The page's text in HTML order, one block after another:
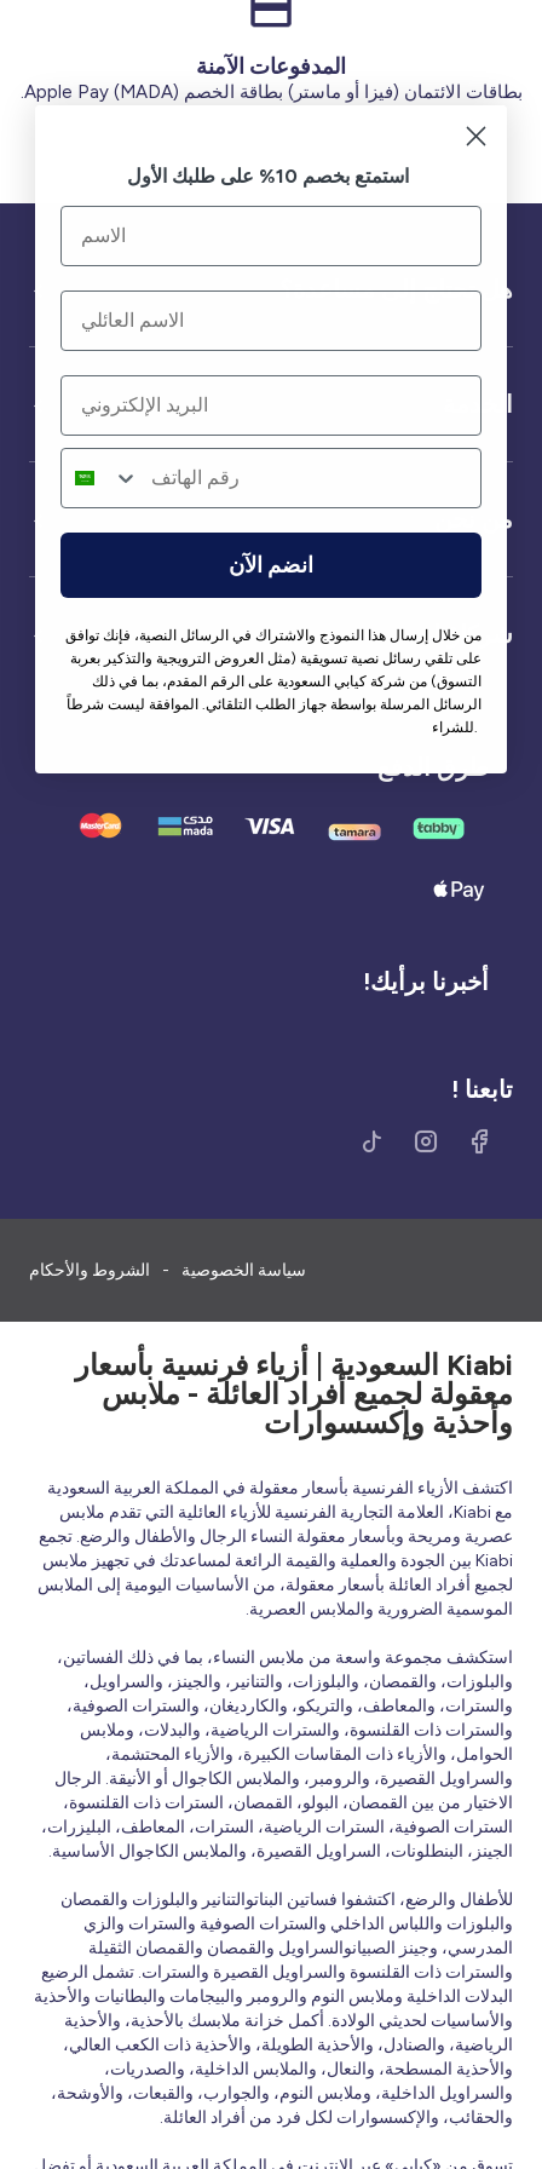
المدفوعات الآمنة
بطاقات الائتمان (فيزا أو ماستر) بطاقة الخصم (MADA) Apple Pay.
هل تحتاج إلى مساعدة؟
من نحن
شركاؤنا
طرق الدفع
أخبرنا برأيك!
تابعنا !
سياسة الخصوصية الشروط والأحكام
Kiabi السعودية | أزياء فرنسية بأسعار
معقولة لجميع أفراد العائلة - ملابس
وأحذية وإكسسوارات
اكتشف الأزياء الفرنسية بأسعار معقولة في المملكة العربية السعودية
مع Kiabi، العلامة التجارية الفرنسية للأزياء العائلية التي تقدم ملابس
عصرية ومريحة وبأسعار معقولة النساء الرجال والأطفال والرضع. تجمع
Kiabi بين الجودة والعملية والقيمة الرائعة لمساعدتك في تجهيز ملابس
لجميع أفراد العائلة بأسعار معقولة، من الأساسيات اليومية إلى الملابس
الموسمية الضرورية والملابس العصرية.
استكشف مجموعة واسعة من ملابس النساء، بما في ذلك الفساتين،
والبلوزات، والقمصان، والبلوزات، والتنانير، والجينز، والسراويل،
والسترات، والمعاطف، والتريكو، والكارديغان، والسترات الصوفية،
والسترات ذات القلنسوة، والسترات الرياضية، والبدلات، وملابس
الحوامل، والأزياء ذات المقاسات الكبيرة، والأزياء المحتشمة،
والسراويل القصيرة، والرومبر، والملابس الكاجوال أو الأنيقة. الرجال
الاختيار من بين القمصان، البولو، القمصان، السترات ذات القلنسوة،
السترات الصوفية، السترات الرياضية، السترات، المعاطف، البليزرات،
الجينز، البنطلونات، السراويل القصيرة، والملابس الكاجوال الأساسية.
للأطفال والرضع، اكتشفوا فساتين البناتوالتنانير والبلوزات والقمصان
والبلوزات واللباس الداخلي والسترات الصوفية والسترات والزي
المدرسي، وجينز الصبيانوالسراويل والقمصان والقمصان الثقيلة
والسترات ذات القلنسوة والسراويل القصيرة والسترات. تشمل الرضيع
البدلات الداخلية وملابس النوم والرومبر والبيجامات والبطانيات والأحذية
والأساسيات لحديثي الولادة. أكمل خزانة ملابسك بالأحذية، والأحذية
الرياضية، والصنادل، والأحذية الطويلة، والأحذية ذات الكعب العالي،
والأحذية المسطحة، والنعال، والملابس الداخلية، والصدريات،
والسراويل الداخلية، وملابس النوم، والجوارب، والقبعات، والأوشحة،
والحقائب، والإكسسوارات لكل فرد من أفراد العائلة.
استمتع بخصم 10% على طلبك الأول
انضم الآن
من خلال إرسال هذا النموذج والاشتراك في الرسائل النصية، فإنك توافق
على تلقي رسائل نصية تسويقية (مثل العروض الترويجية والتذكير بعربة
التسوق) من شركة كيابي السعودية على الرقم المقدم، بما في ذلك
الرسائل المرسلة بواسطة جهاز الطلب التلقائي. الموافقة ليست شرطاً